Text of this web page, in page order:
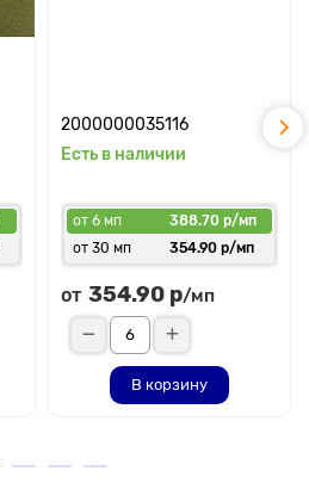
2000000035116
Есть в наличии
от 6 мп
388.70 р/мп
от 30 мп
354.90 р/мп
от 354.90 р/мп
В корзину